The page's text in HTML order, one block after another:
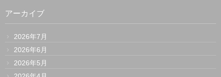
アーカイブ
2026年7月
2026年6月
2026年5月